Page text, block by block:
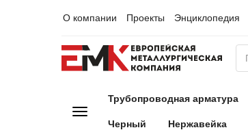
О компании Проекты Энциклопедия
Трубопроводная арматура
Черный Нержавейка